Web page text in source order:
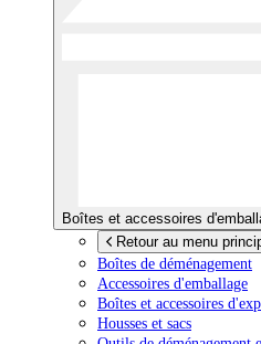
Boîtes et accessoires
Retour au menu
Boîtes de déménagement
Accessoires d'emballage
Boîtes et accessoires
Housses et sacs